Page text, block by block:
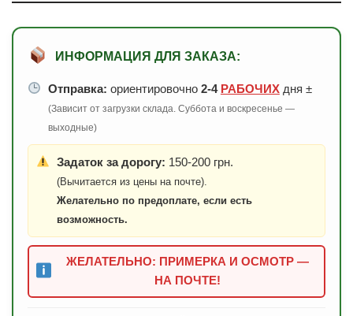
ИНФОРМАЦИЯ ДЛЯ ЗАКАЗА:
Отправка: ориентировочно 2-4 РАБОЧИХдня ±
(Зависит от загрузки склада. Суббота и воскресенье —
выходные)
Задаток за дорогу: 150-200 грн.
(Вычитается из цены на почте).
Желательно по предоплате, если есть
возможность.
ЖЕЛАТЕЛЬНО: ПРИМЕРКА И ОСМОТР —
НА ПОЧТЕ!